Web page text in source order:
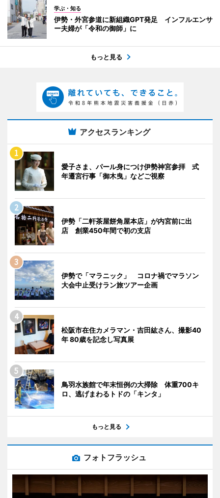
学ぶ・知る
伊勢・外宮参道に新組織GPT発足 インフルエンサ
ー夫婦が「令和の御師」に
もっと見る
アクセスランキング
愛子さま、パール身につけ伊勢神宮参拝 式
年遷宮行事「御木曳」などご視察
伊勢「二軒茶屋餅角屋本店」が内宮前に出
店 創業450年間で初の支店
伊勢で「マラニック」 コロナ禍でマラソン
大会中止受けラン旅ツアー企画
松阪市在住カメラマン・吉田紘さん、撮影40
年 80歳を記念し写真展
鳥羽水族館で年末恒例の大掃除 体重700キ
ロ、逃げまわるトドの「キンタ」
もっと見る
フォトフラッシュ